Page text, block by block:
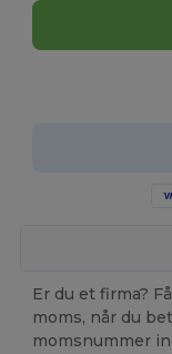
Er du et firma?
moms, når du
momsnummer